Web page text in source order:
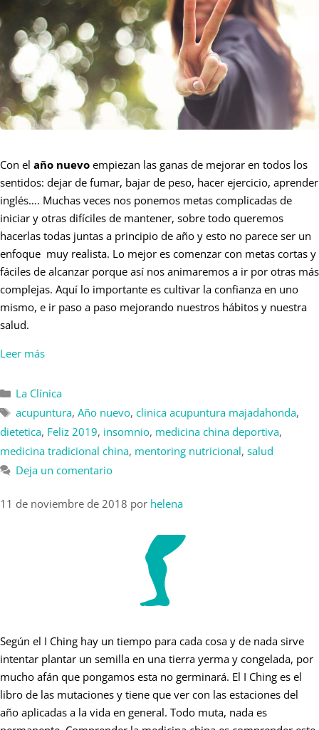
Con el año nuevo empiezan las ganas de mejorar en todos los
sentidos: dejar de fumar, bajar de peso, hacer ejercicio, aprender
inglés…. Muchas veces nos ponemos metas complicadas de
iniciar y otras difíciles de mantener, sobre todo queremos
hacerlas todas juntas a principio de año y esto no parece ser un
enfoque muy realista. Lo mejor es comenzar con metas cortas y
fáciles de alcanzar porque así nos animaremos a ir por otras más
complejas. Aquí lo importante es cultivar la confianza en uno
mismo, e ir paso a paso mejorando nuestros hábitos y nuestra
salud.
Leer más
La Clínica
acupuntura, Año nuevo, clinica acupuntura majadahonda,
dietetica, Feliz 2019, insomnio, medicina china deportiva,
medicina tradicional china, mentoring nutricional, salud
Deja un comentario
11 de noviembre de 2018 por helena
Según el I Ching hay un tiempo para cada cosa y de nada sirve
intentar plantar un semilla en una tierra yerma y congelada, por
mucho afán que pongamos esta no germinará. El I Ching es el
libro de las mutaciones y tiene que ver con las estaciones del
año aplicadas a la vida en general. Todo muta, nada es